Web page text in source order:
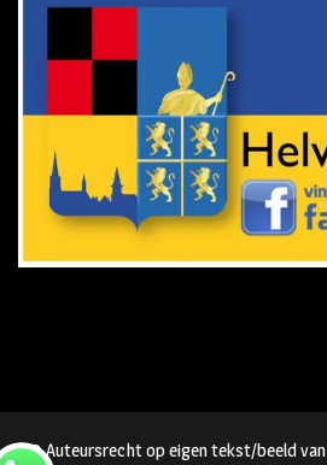
© Auteursrecht op eigen tekst/beeld van